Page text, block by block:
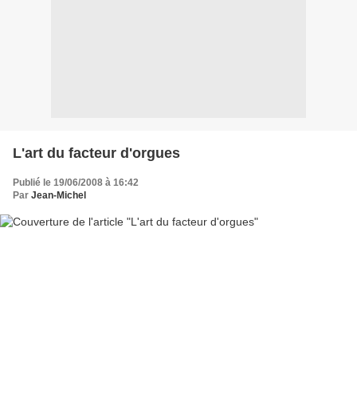
L'art du facteur d'orgues
Publié le 19/06/2008 à 16:42
Par Jean-Michel